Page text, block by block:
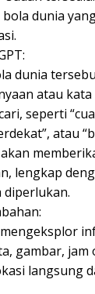
dunia
dunia
atau
seperti
atau
lengkap
diperlukan.
gambar, jam
langsung